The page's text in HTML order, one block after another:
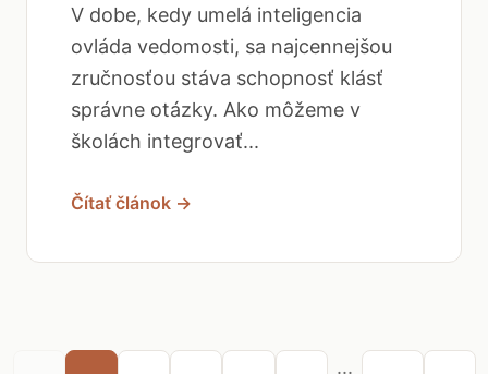
V dobe, kedy umelá inteligencia
ovláda vedomosti, sa najcennejšou
zručnosťou stáva schopnosť klásť
správne otázky. Ako môžeme v
školách integrovať...
Čítať článok →
...